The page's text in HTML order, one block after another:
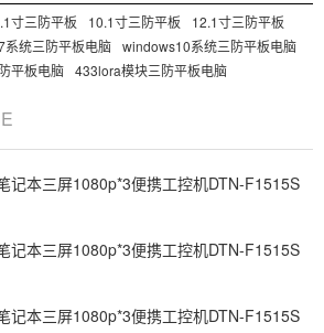
寸三防平板 10.1寸三防平板
12.1寸三防平板
统三防平板电脑 windows10系统三防平板电脑
平板电脑 433lora模块三防平板电脑
记本三屏1080p*3便携工控机DTN-F1515S
记本三屏1080p*3便携工控机DTN-F1515S
记本三屏1080p*3便携工控机DTN-F1515S